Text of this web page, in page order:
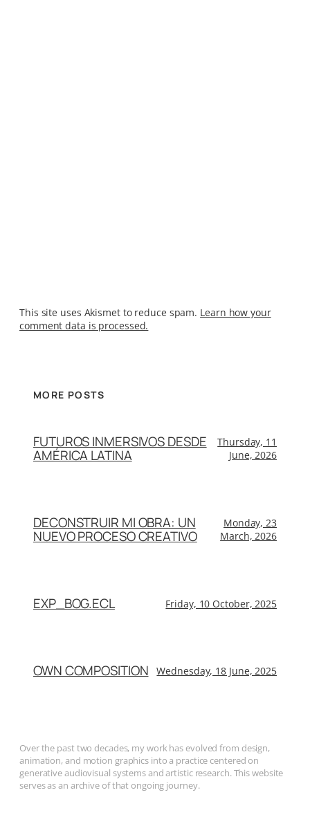
This site uses Akismet to reduce spam. Learn how your
comment data is processed.
MORE POSTS
FUTUROS INMERSIVOS DESDE
AMÉRICA LATINA
Thursday, 11
June, 2026
DECONSTRUIR MI OBRA: UN
NUEVO PROCESO CREATIVO
Monday, 23
March, 2026
EXP_BOG.ECL Friday, 10 October, 2025
OWN COMPOSITION Wednesday, 18 June, 2025
Over the past two decades, my work has evolved from design,
animation, and motion graphics into a practice centered on
generative audiovisual systems and artistic research. This website
serves as an archive of that ongoing journey.